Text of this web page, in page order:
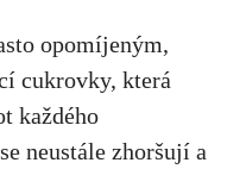
opomíjeným,
cukrovky, ‍která⁣
každého
neustále zhoršují a